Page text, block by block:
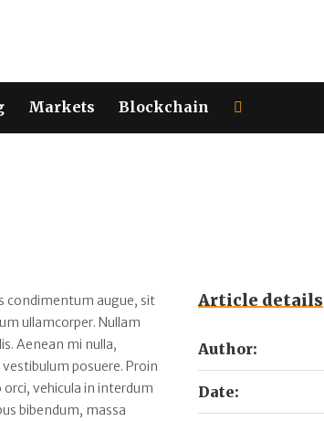
Markets Blockchain
condimentum augue, sit
ullamcorper. Nullam
Aenean mi nulla,
posuere. Proin
vehicula in interdum
bibendum, massa
Article details
Author:
Date: